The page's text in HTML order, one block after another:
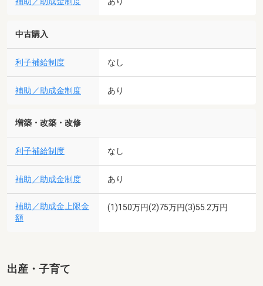
中古購入
利子補給制度 なし
補助／助成金制度 あり
増築・改築・改修
利子補給制度 なし
補助／助成金制度 あり
補助／助成金上限金
額
(1)150万円(2)75万円(3)55.2万円
出産・子育て